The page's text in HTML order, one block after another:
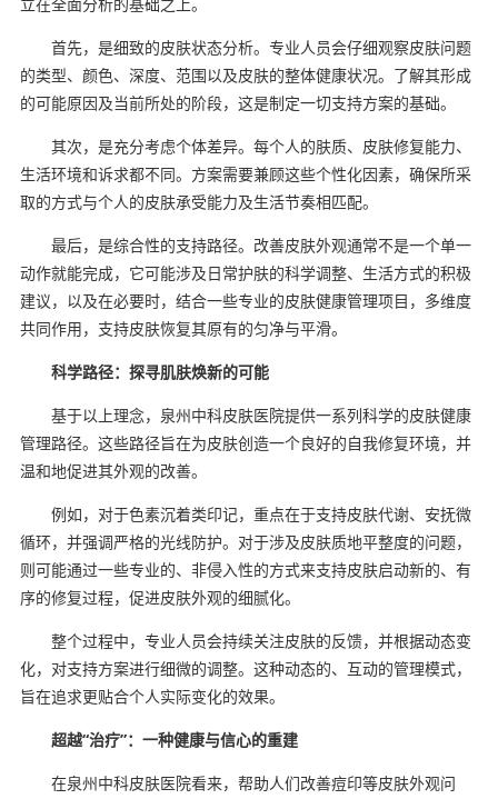
首先，是细致的皮肤状态分析。专业人员会仔细观察皮肤问题
的类型、颜色、深度、范围以及皮肤的整体健康状况。了解其形成
的可能原因及当前所处的阶段，这是制定一切支持方案的基础。
其次，是充分考虑个体差异。每个人的肤质、皮肤修复能力、
生活环境和诉求都不同。方案需要兼顾这些个性化因素，确保所采
取的方式与个人的皮肤承受能力及生活节奏相匹配。
最后，是综合性的支持路径。改善皮肤外观通常不是一个单一
动作就能完成，它可能涉及日常护肤的科学调整、生活方式的积极
建议，以及在必要时，结合一些专业的皮肤健康管理项目，多维度
共同作用，支持皮肤恢复其原有的匀净与平滑。
科学路径：探寻肌肤焕新的可能
基于以上理念，泉州中科皮肤医院提供一系列科学的皮肤健康
管理路径。这些路径旨在为皮肤创造一个良好的自我修复环境，并
温和地促进其外观的改善。
例如，对于色素沉着类印记，重点在于支持皮肤代谢、安抚微
循环，并强调严格的光线防护。对于涉及皮肤质地平整度的问题，
则可能通过一些专业的、非侵入性的方式来支持皮肤启动新的、有
序的修复过程，促进皮肤外观的细腻化。
整个过程中，专业人员会持续关注皮肤的反馈，并根据动态变
化，对支持方案进行细微的调整。这种动态的、互动的管理模式，
旨在追求更贴合个人实际变化的效果。
超越“治疗”：一种健康与信心的重建
在泉州中科皮肤医院看来，帮助人们改善痘印等皮肤外观问